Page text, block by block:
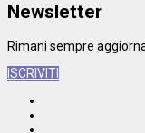
Newsletter
Rimani sempre
ISCRIVITI